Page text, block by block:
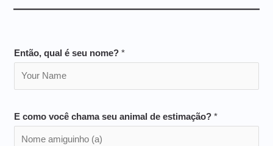
Então, qual é seu nome?*
E como você chama seu animal de estimação?*